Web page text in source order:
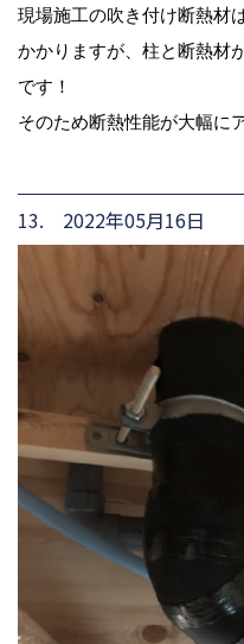
現場施工の吹き付け断熱材
かかりますが、柱と断熱材
です！
そのため断熱性能が大幅に
13. 2022年05月16日